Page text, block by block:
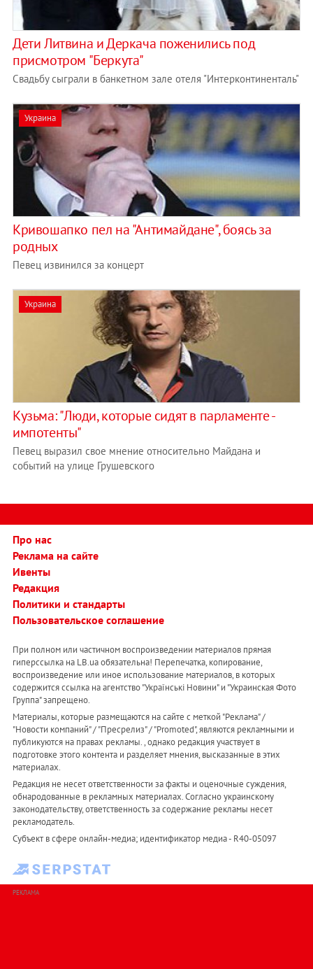
Дети Литвина и Деркача поженились под
присмотром "Беркута"
Свадьбу сыграли в банкетном зале отеля "Интерконтиненталь"
Украина
Кривошапко пел на "Антимайдане", боясь за
родных
Певец извинился за концерт
Украина
Кузьма: "Люди, которые сидят в парламенте -
импотенты"
Певец выразил свое мнение относительно Майдана и
событий на улице Грушевского
Про нас
Реклама на сайте
Ивенты
Редакция
Политики и стандарты
Пользовательское соглашение
При полном или частичном воспроизведении материалов прямая
гиперссылка на LB.ua обязательна! Перепечатка, копирование,
воспроизведение или иное использование материалов, в которых
содержится ссылка на агентство "Українськi Новини" и "Украинская Фото
Группа" запрещено.
Материалы, которые размещаются на сайте с меткой "Реклама" /
"Новости компаний" / "Пресрелиз" / "Promoted", являются рекламными и
публикуются на правах рекламы. , однако редакция участвует в
подготовке этого контента и разделяет мнения, высказанные в этих
материалах.
Редакция не несет ответственности за факты и оценочные суждения,
обнародованные в рекламных материалах. Согласно украинскому
законодательству, ответственность за содержание рекламы несет
рекламодатель.
Субъект в сфере онлайн-медиа; идентификатор медиа - R40-05097
РЕКЛАМА